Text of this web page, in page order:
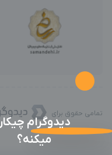
تمامی حقوق برای
دیدوگرام چیکار
میکنه؟